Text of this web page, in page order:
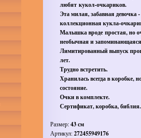
любят кукол-очкариков.
Эта милая, забавная девочка
коллекционная кукла-
Малышка вроде простая, но
необычная и
Лимитированный выпуск
лет.
Трудно встретить.
Хранилась всегда в коробке,
состояние.
Очки в комплекте.
Сертификат, коробка, библия.
Размер:43 см
Артикул:272455949176